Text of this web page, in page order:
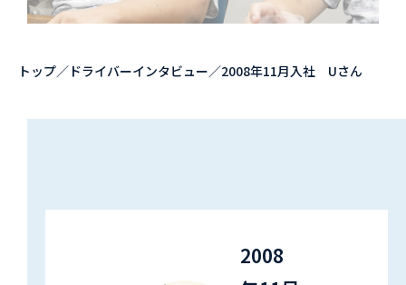
トップ／ ドライバーインタビュー／2008年11月入社 Uさん
2008